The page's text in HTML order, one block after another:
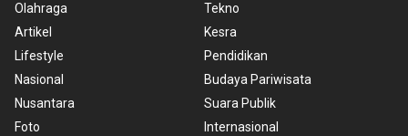
Olahraga
Artikel
Lifestyle
Nasional
Nusantara
Foto
Tekno
Kesra
Pendidikan
Budaya Pariwisata
Suara Publik
Internasional